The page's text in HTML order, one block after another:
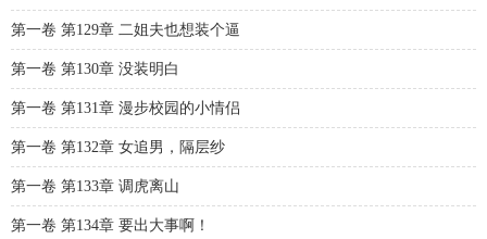
第一卷 第129章 二姐夫也想装个逼
第一卷 第130章 没装明白
第一卷 第131章 漫步校园的小情侣
第一卷 第132章 女追男，隔层纱
第一卷 第133章 调虎离山
第一卷 第134章 要出大事啊！